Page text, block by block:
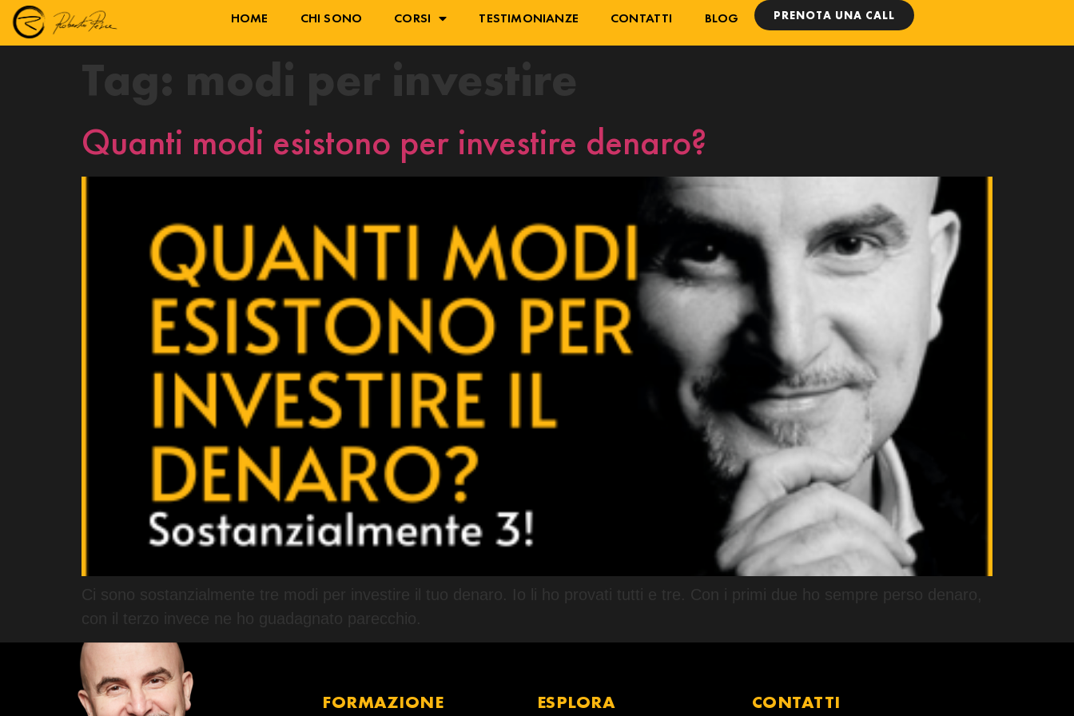
HOME CHI SONO CORSI TESTIMONIANZE CONTATTI BLOG PRENOTA UNA CALL
Tag: modi per investire
Quanti modi esistono per investire denaro?
Ci sono sostanzialmente tre modi per investire il tuo denaro. Io li ho provati tutti e tre. Con i primi due ho sempre perso denaro,
con il terzo invece ne ho guadagnato parecchio.
FORMAZIONE ESPLORA CONTATTI